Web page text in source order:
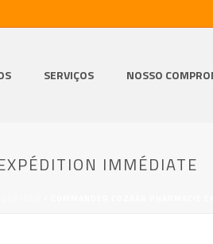
SERVIÇOS NOSSO
IMMÉDIATE